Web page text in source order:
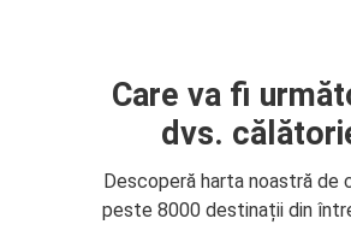
Birmingham
Cardiff
Care va fi
dvs.
Descoperă harta noastră de
peste 8000 destinații din